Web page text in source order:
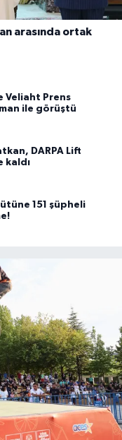
arasında ortak
Veliaht Prens
ile görüştü
DARPA Lift
kaldı
151 şüpheli